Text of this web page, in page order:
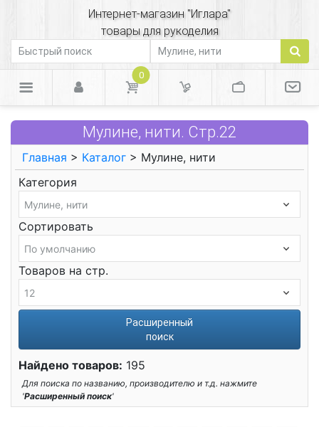
Интернет-магазин "Иглара"
товары для рукоделия
0
Мулине, нити. Стр.22
Главная > Каталог > Мулине, нити
Категория
Сортировать
Товаров на стр.
Расширенный
поиск
Найдено товаров: 195
Для поиска по названию, производителю и т.д. нажмите
'Расширенный поиск'